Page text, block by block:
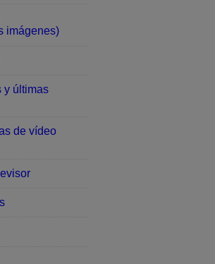
imágenes)
y últimas
de vídeo